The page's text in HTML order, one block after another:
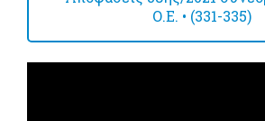
Ο.Ε. • (331-335)